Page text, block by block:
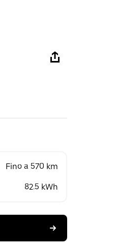
Fino a 570 km
82.5 kWh